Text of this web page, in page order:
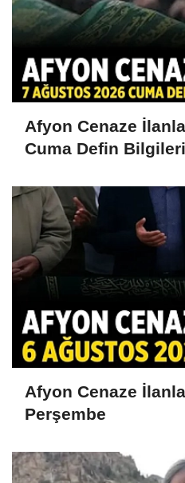
Afyon Cenaze
Cuma Defin Bilgileri
Afyon Cenaze
Perşembe